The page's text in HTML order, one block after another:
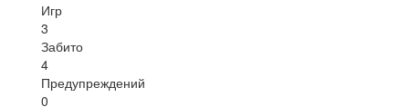
Игр
3
Забито
4
Предупреждений
0